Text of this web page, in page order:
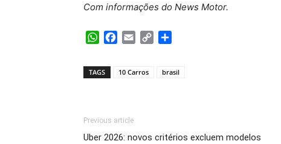
Com informações do News Motor.
WhatsApp
Facebook
Email Copy
TAGS 10 Carros brasil
Previous article
Uber 2026: novos critérios excluem modelos